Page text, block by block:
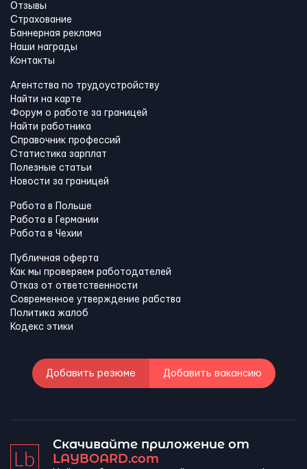
Отзывы
Страхование
Баннерная реклама
Наши награды
Контакты
Агентства по трудоустройству
Найти на карте
Форум о работе за границей
Найти работника
Справочник профессий
Статистика зарплат
Полезные статьи
Новости за границей
Работа в Польше
Работа в Германии
Работа в Чехии
Публичная оферта
Как мы проверяем работодателей
Отказ от ответственности
Современное утверждение рабства
Политика жалоб
Кодекс этики
Добавить резюме Добавить вакансию
Скачивайте приложение от
LAYBOARD.com